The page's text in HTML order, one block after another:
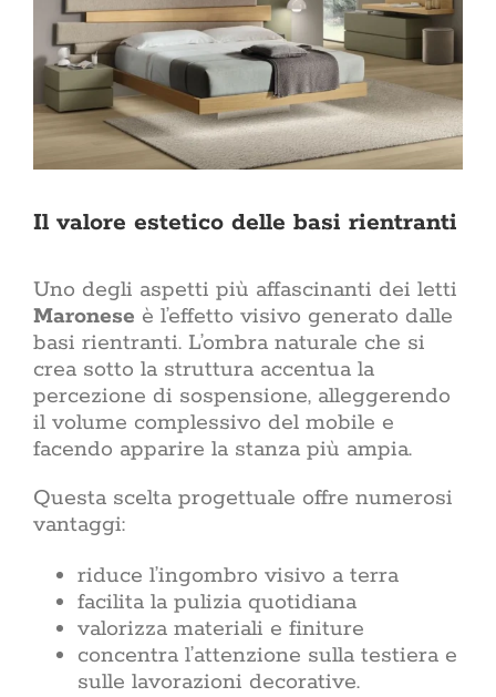
Il valore estetico delle basi rientranti
Uno degli aspetti più affascinanti dei letti
Maronese è l’effetto visivo generato dalle
basi rientranti. L’ombra naturale che si
crea sotto la struttura accentua la
percezione di sospensione, alleggerendo
il volume complessivo del mobile e
facendo apparire la stanza più ampia.
Questa scelta progettuale offre numerosi
vantaggi:
riduce l’ingombro visivo a terra
facilita la pulizia quotidiana
valorizza materiali e finiture
concentra l’attenzione sulla testiera e
sulle lavorazioni decorative.